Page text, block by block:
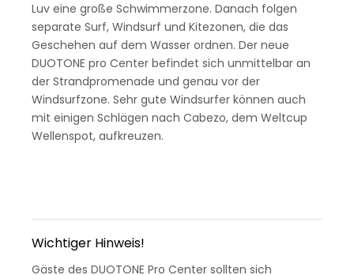
Luv eine große Schwimmerzone. Danach folgen
separate Surf, Windsurf und Kitezonen, die das
Geschehen auf dem Wasser ordnen. Der neue
DUOTONE pro Center befindet sich unmittelbar an
der Strandpromenade und genau vor der
Windsurfzone. Sehr gute Windsurfer können auch
mit einigen Schlägen nach Cabezo, dem Weltcup
Wellenspot, aufkreuzen.
Wichtiger Hinweis!
Gäste des DUOTONE Pro Center sollten sich